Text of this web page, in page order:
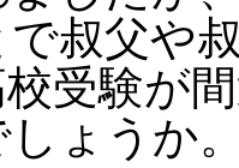
叔父や
受験が
ょうか